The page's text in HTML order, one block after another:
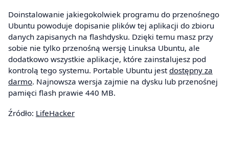
Doinstalowanie jakiegokolwiek programu do przenośnego
Ubuntu powoduje dopisanie plików tej aplikacji do zbioru
danych zapisanych na flashdysku. Dzięki temu masz przy
sobie nie tylko przenośną wersję Linuksa Ubuntu, ale
dodatkowo wszystkie aplikacje, które zainstalujesz pod
kontrolą tego systemu. Portable Ubuntu jestdostępny za
darmo. Najnowsza wersja zajmie na dysku lub przenośnej
pamięci flash prawie 440 MB.
Źródło: LifeHacker